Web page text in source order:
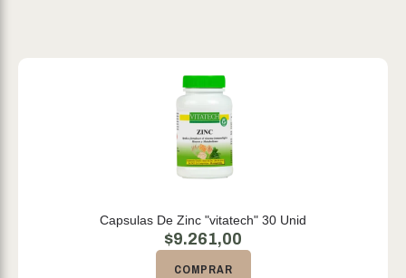
Capsulas De Zinc "vitatech" 30 Unid
$9.261,00
COMPRAR